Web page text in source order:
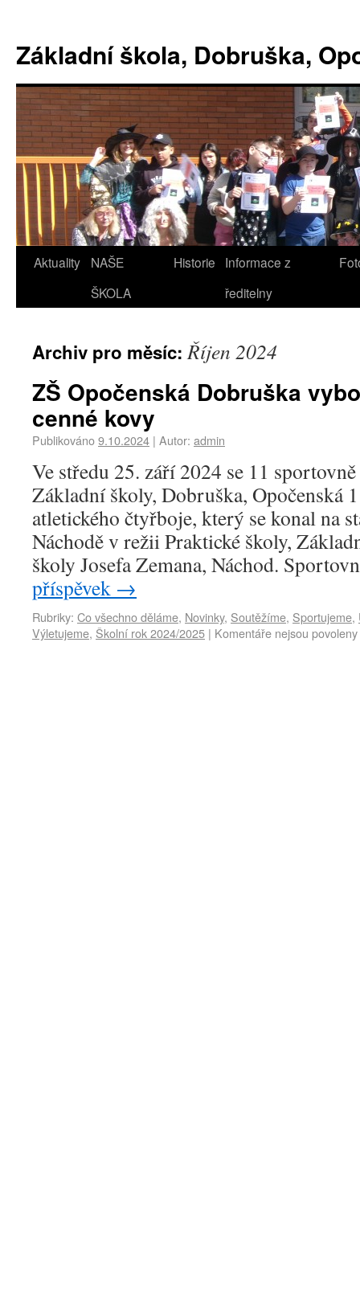
Základní škola, Dobruška,
Aktuality
NAŠE
ŠKOLA
Historie
Informace z
ředitelny
Archiv pro měsíc:Říjen 2024
ZŠ Opočenská Dobruška
cenné kovy
Publikováno9.10.2024 | Autor: admin
Ve středu 25. září 2024 se 11
Základní školy, Dobruška, Opočenská
atletického čtyřboje, který se konal na
Náchodě v režii Praktické školy,
školy Josefa Zemana, Náchod.
příspěvek →
Rubriky: Co všechno děláme, Novinky, Soutěžíme, Sportujeme,
Výletujeme, Školní rok 2024/2025 | Komentáře nejsou povoleny